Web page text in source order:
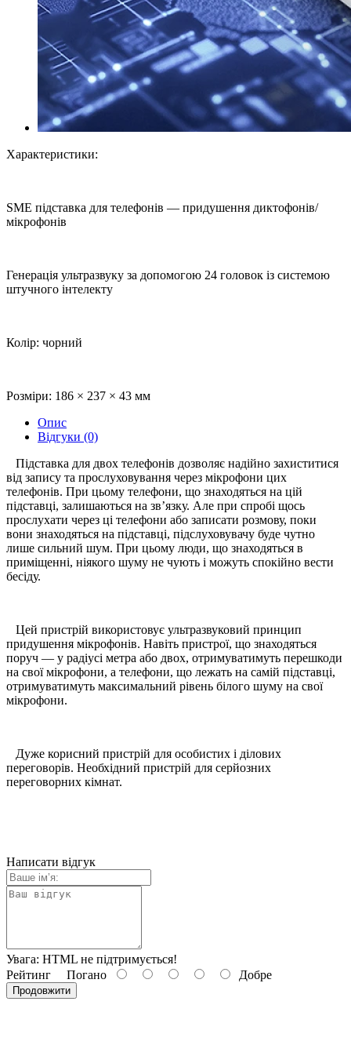
Характеристики:
SME підставка для телефонів — придушення диктофонів/
мікрофонів
Генерація ультразвуку за допомогою 24 головок із системою
штучного інтелекту
Колір: чорний
Розміри: 186 × 237 × 43 мм
Опис
Відгуки (0)
Підставка для двох телефонів дозволяє надійно захиститися
від запису та прослуховування через мікрофони цих
телефонів. При цьому телефони, що знаходяться на цій
підставці, залишаються на зв’язку. Але при спробі щось
прослухати через ці телефони або записати розмову, поки
вони знаходяться на підставці, підслуховувачу буде чутно
лише сильний шум. При цьому люди, що знаходяться в
приміщенні, ніякого шуму не чують і можуть спокійно вести
бесіду.
Цей пристрій використовує ультразвуковий принцип
придушення мікрофонів. Навіть пристрої, що знаходяться
поруч — у радіусі метра або двох, отримуватимуть перешкоди
на свої мікрофони, а телефони, що лежать на самій підставці,
отримуватимуть максимальний рівень білого шуму на свої
мікрофони.
Дуже корисний пристрій для особистих і ділових
переговорів. Необхідний пристрій для серйозних
переговорних кімнат.
Написати відгук
Увага: HTML не підтримується!
Рейтинг Погано Добре
Продовжити